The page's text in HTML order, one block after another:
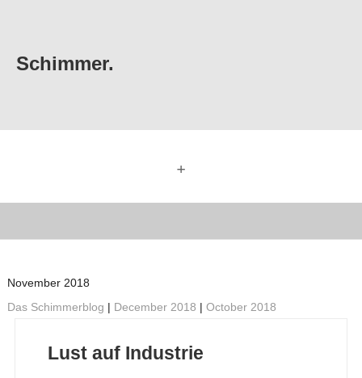
Schimmer.
+
November 2018
Das Schimmerblog | December 2018 | October 2018
Lust auf Industrie